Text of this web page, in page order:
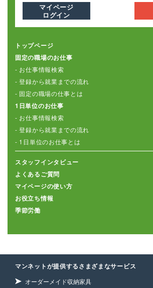
マイページ
ログイン
トップページ
固定の職場のお仕事
- お仕事情報検索
- 登録から就業までの流れ
- 固定の職場の仕事とは
1日単位のお仕事
- お仕事情報検索
- 登録から就業までの流れ
- 1日単位のお仕事とは
スタッフインタビュー
よくあるご質問
マイページの使い方
お役立ち情報
季節労働
マンネットが提供するさまざまなサービス
オーダーメイド収納家具